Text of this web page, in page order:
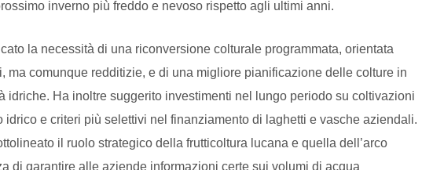
inverno più freddo e nevoso rispetto agli ultimi anni.
la necessità di una riconversione colturale programmata, orientata
ma comunque redditizie, e di una migliore pianificazione delle colture in
idriche. Ha inoltre suggerito investimenti nel lungo periodo su coltivazioni
idrico e criteri più selettivi nel finanziamento di laghetti e vasche aziendali.
il ruolo strategico della frutticoltura lucana e quella dell’arco
di garantire alle aziende informazioni certe sui volumi di acqua